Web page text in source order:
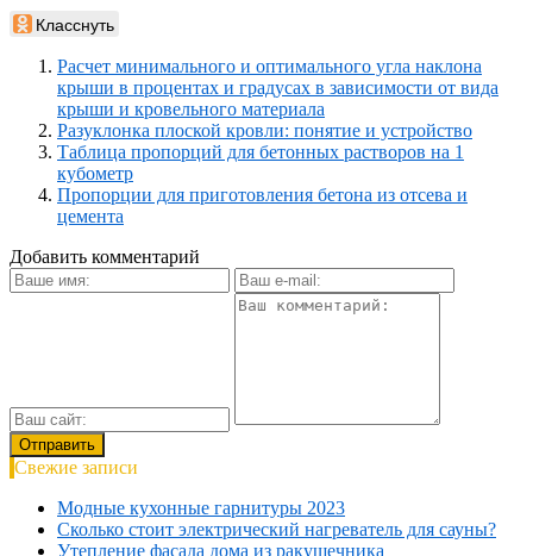
Класснуть
Расчет минимального и оптимального угла наклона
крыши в процентах и градусах в зависимости от вида
крыши и кровельного материала
Разуклонка плоской кровли: понятие и устройство
Таблица пропорций для бетонных растворов на 1
кубометр
Пропорции для приготовления бетона из отсева и
цемента
Добавить комментарий
Свежие записи
Модные кухонные гарнитуры 2023
Сколько стоит электрический нагреватель для сауны?
Утепление фасада дома из ракушечника